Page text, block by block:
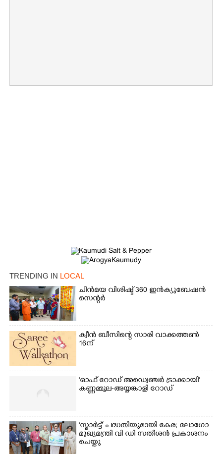
TRENDING IN LOCAL
ചിൻമയ വിശിഷ്ട് 360 ഇൻക്യുബേഷൻ
സെന്റർ
ക്വീൻ ബീസിന്റെ സാരി വാക്കത്തൺ
16ന്
'ഓഫ് റോഡ് അഡ്വെഞ്ചർ ട്രാക്കായി'
കണ്ണമ്മൂല-അയ്യങ്കാളി റോഡ്
'സ്മാർട്ട്' പദ്ധതിയുമായി കേര; ലോഗോ
മുഖ്യമന്ത്രി വി ഡി സതീശൻ പ്രകാശനം
ചെയ്തു